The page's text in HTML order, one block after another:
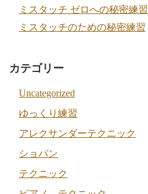
ミスタッチ ゼロへの秘密練習
ミスタッチのための秘密練習
カテゴリー
Uncategorized
ゆっくり練習
アレクサンダーテクニック
ショパン
テクニック